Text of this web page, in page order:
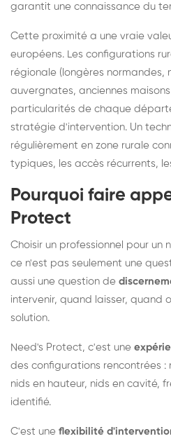
garantit une connaissance du
Cette proximité a une vraie
européens. Les configurations
régionale (longères normandes,
auvergnates, anciennes
particularités de chaque
stratégie d'intervention. Un
régulièrement en zone rurale
typiques, les accès récurrents,
Pourquoi faire
Protect
Choisir un professionnel pour un
ce n'est pas seulement une
aussi une question de
intervenir, quand laisser, quand
solution.
Need's Protect, c'est une
des configurations rencontrées :
nids en hauteur, nids en cavité,
identifié.
C'est une flexibilité